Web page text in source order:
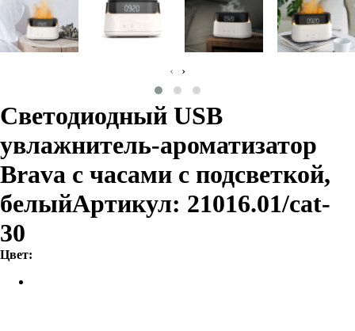
‹ ›
Светодиодный USB
увлажнитель-ароматизатор
Brava с часами с подсветкой,
белыйАртикул: 21016.01/cat-
30
Цвет: